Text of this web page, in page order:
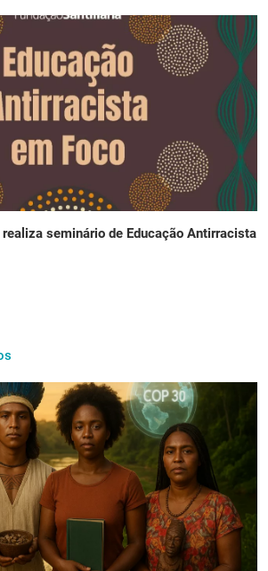
seminário de Educação Antirracista